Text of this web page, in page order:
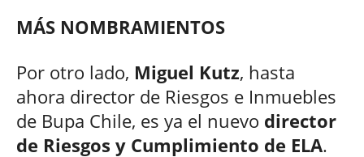
MÁS NOMBRAMIENTOS
Por otro lado, Miguel Kutz, hasta
ahora director de Riesgos e Inmuebles
de Bupa Chile, es ya el nuevo director
de Riesgos y Cumplimiento de ELA.